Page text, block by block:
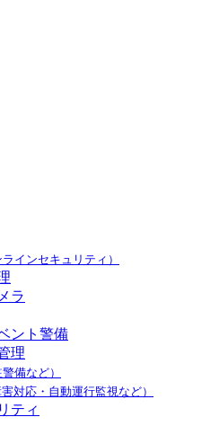
ラインセキュリティ）
ラ
ント警備
理
警備など）
害対応・自動運行監視など）
ティ